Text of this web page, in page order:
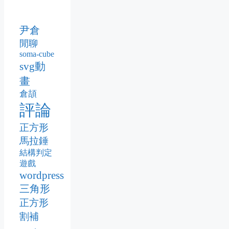
尹倉
閒聊
soma-cube
svg動
畫
倉頡
評論
正方形
馬拉錘
結構判定
遊戲
wordpress
三角形
正方形
割補